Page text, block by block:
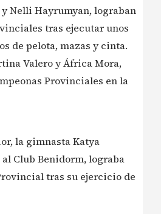
Nelli Hayrumyan, lograban
tras ejecutar unos
de pelota, mazas y cinta.
Valero y África Mora,
Provinciales en la
la gimnasta Katya
Club Benidorm, lograba
tras su ejercicio de